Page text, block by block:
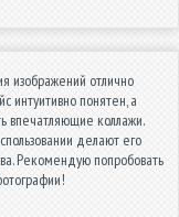
изображений отлично
интуитивно понятен, а
впечатляющие коллажи.
делают его
Рекомендую попробовать